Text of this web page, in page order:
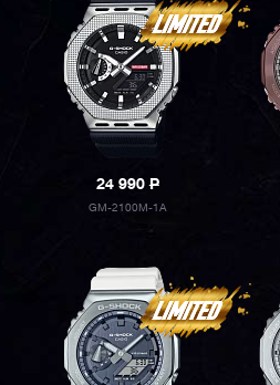
24 990P
GM-2100M-1A